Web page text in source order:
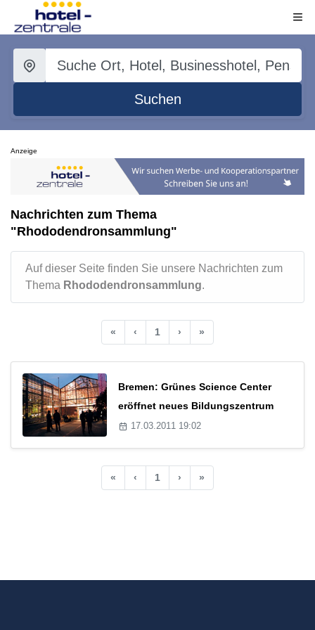
Suchen
Anzeige
Nachrichten zum Thema
"Rhododendronsammlung"
Auf dieser Seite finden Sie unsere Nachrichten zum
Thema Rhododendronsammlung.
« ‹ 1 › »
Bremen: Grünes Science Center
eröffnet neues Bildungszentrum
17.03.2011 19:02
« ‹ 1 › »